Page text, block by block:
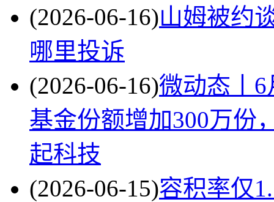
(2026-06-16)山姆被约
哪里投诉
(2026-06-16)微动态丨6
基金份额增加300万份
起科技
(2026-06-15)容积率仅